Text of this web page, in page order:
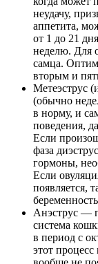
неудачу,
аппетита,
от 1 до 21
неделю. Для
самца.
вторым и
Метеэструс
(обычно
в норму, и
поведения,
Если
фаза
гормоны,
Если
появляется,
Анэструс —
система
в период с
этот